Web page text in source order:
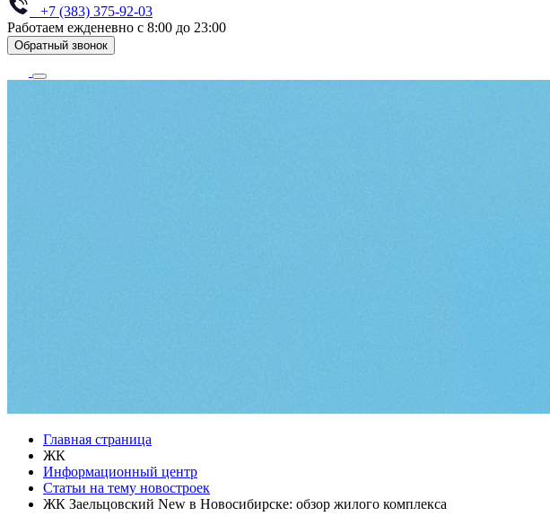
+7 (383) 375-92-03
Работаем ежденевно с 8:00 до 23:00
Обратный звонок
Главная страница
ЖК
Информационный центр
Статьи на тему новостроек
ЖК Заельцовский New в Новосибирске: обзор жилого комплекса